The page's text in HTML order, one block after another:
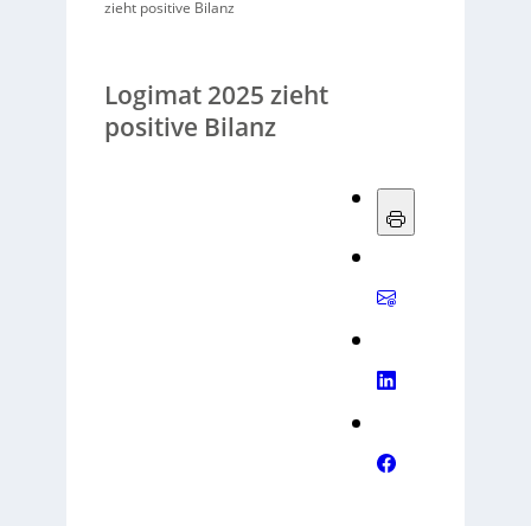
zieht positive Bilanz
Logimat 2025 zieht
positive Bilanz